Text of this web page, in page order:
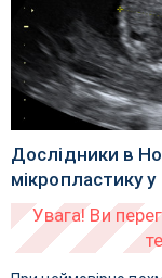
Дослідники в
мікропластику